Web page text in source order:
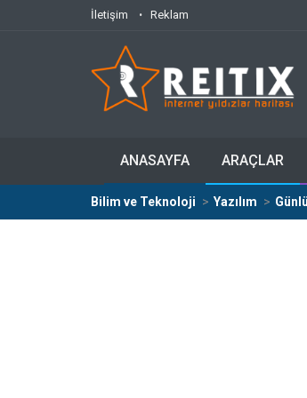
İletişim Reklam
ANASAYFA ARAÇLAR
Bilim ve Teknoloji Yazılım